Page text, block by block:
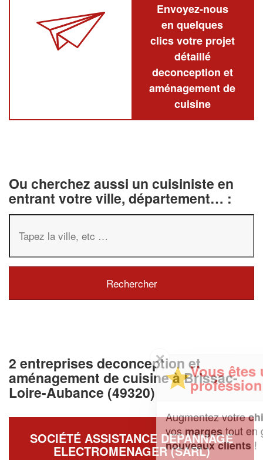
Envoyez-nous
en quelques
clics votre projet
détaillé
deconception et
aménagement de
cuisine
Ou cherchez aussi un cuisiniste en
entrant votre ville, département… :
2 entreprises deconception et
aménagement de cuisine à Brissac-
Loire-Aubance (49320)
SOCIÉTÉ ASSISTANCE DEPANNAGE
ELECTROMENAGER (SARL)
✕
Vous êtes un
professionnel ?
Augmentez votrechiffre d'affaireset
vos margestout en gagnant de
nouveaux clients!